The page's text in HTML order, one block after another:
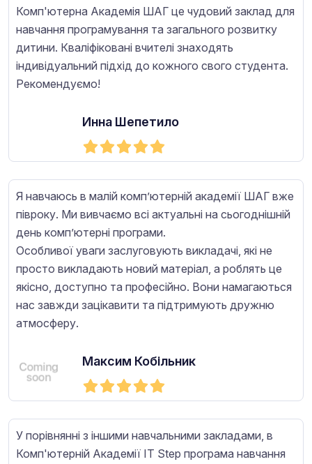
Комп'ютерна Академія ШАГ це чудовий заклад для
навчання програмування та загального розвитку
дитини. Кваліфіковані вчителі знаходять
індивідуальний підхід до кожного свого студента.
Рекомендуємо!
Инна Шепетило
Я навчаюсь в малій комп’ютерній академії ШАГ вже
півроку. Ми вивчаємо всі актуальні на сьогоднішній
день комп’ютерні програми.
Особливої уваги заслуговують викладачі, які не
просто викладають новий матеріал, а роблять це
якісно, доступно та професійно. Вони намагаються
нас завжди зацікавити та підтримують дружню
атмосферу.
Максим Кобільник
У порівнянні з іншими навчальними закладами, в
Комп'ютерній Академії IT Step програма навчання